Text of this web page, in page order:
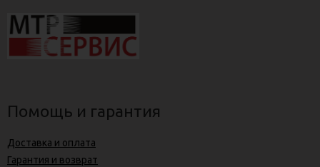
Помощь и гарантия
Доставка и оплата
Гарантия и возврат